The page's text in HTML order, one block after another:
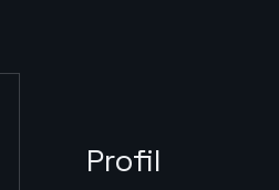
Profil